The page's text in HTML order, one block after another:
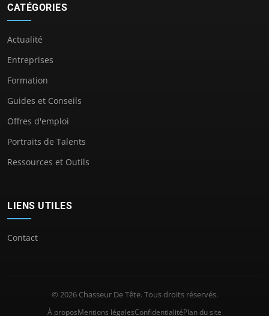
CATÉGORIES
Actualité
Entreprises
Formation
Guides et Conseils
Offres d'emploi
Portraits de Talents
Ressources et Outils
LIENS UTILES
Contact
© 2026 Chasseur De Tête. Tous droits réservés.
À proposMentions légalesConfidentialitéPlan du site